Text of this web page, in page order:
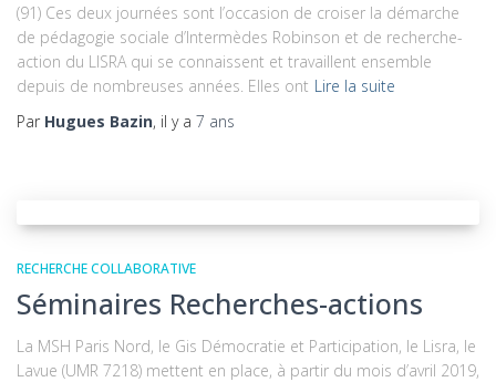
(91) Ces deux journées sont l’occasion de croiser la démarche
de pédagogie sociale d’Intermèdes Robinson et de recherche-
action du LISRA qui se connaissent et travaillent ensemble
depuis de nombreuses années. Elles ont Lire la suite
Par Hugues Bazin, il y a 7 ans
RECHERCHE COLLABORATIVE
Séminaires Recherches-actions
La MSH Paris Nord, le Gis Démocratie et Participation, le Lisra, le
Lavue (UMR 7218) mettent en place, à partir du mois d’avril 2019,